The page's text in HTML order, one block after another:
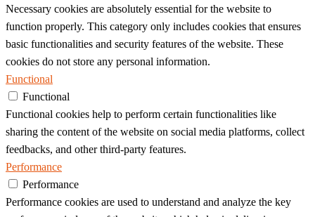
Necessary cookies are absolutely essential for the website to
function properly. This category only includes cookies that ensures
basic functionalities and security features of the website. These
cookies do not store any personal information.
Functional
Functional
Functional cookies help to perform certain functionalities like
sharing the content of the website on social media platforms, collect
feedbacks, and other third-party features.
Performance
Performance
Performance cookies are used to understand and analyze the key